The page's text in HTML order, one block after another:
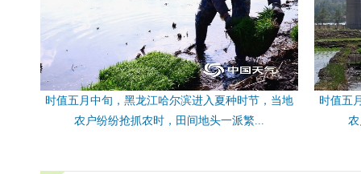
时值五月中旬，黑龙江哈尔滨进入夏种时节，当地
农户纷纷抢抓农时，田间地头一派繁...
时值五